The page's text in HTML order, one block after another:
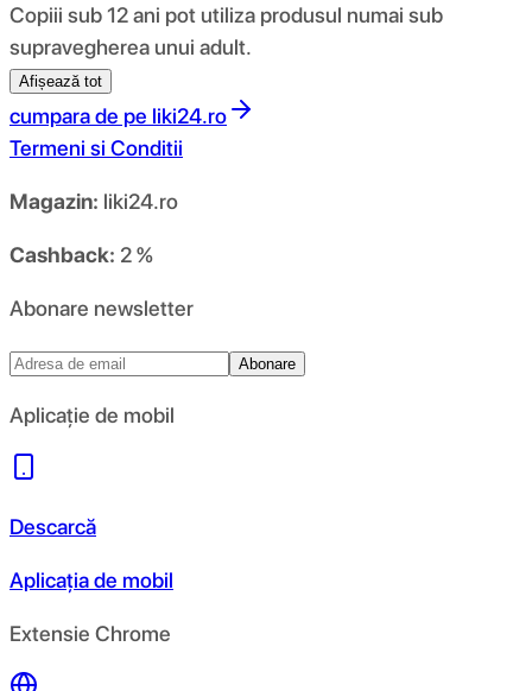
Copiii sub 12 ani pot utiliza produsul numai sub
supravegherea unui adult.
Afișează tot
cumpara de pe liki24.ro
Termeni si Conditii
Magazin: liki24.ro
Cashback: 2 %
Abonare newsletter
Abonare
Aplicație de mobil
Descarcă
Aplicația de mobil
Extensie Chrome